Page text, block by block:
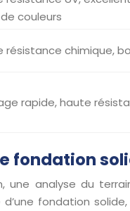
couleurs
résistance chimique,
rapide, haute
fondation
une analyse du
fondation